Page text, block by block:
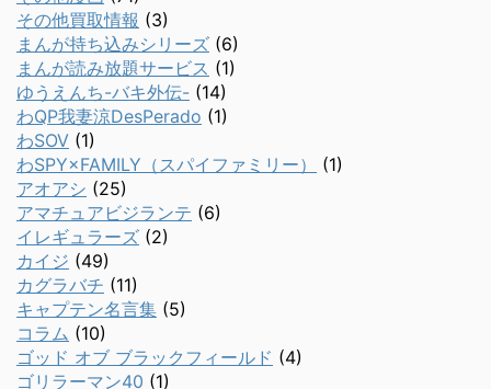
その他買取情報 (3)
まんが持ち込みシリーズ (6)
まんが読み放題サービス (1)
ゆうえんち-バキ外伝- (14)
わQP我妻涼DesPerado (1)
わSOV (1)
わSPY×FAMILY（スパイファミリー）
(1)
アオアシ (25)
アマチュアビジランテ (6)
イレギュラーズ (2)
カイジ (49)
カグラバチ (11)
キャプテン名言集 (5)
コラム (10)
ゴッド オブ ブラックフィールド (4)
ゴリラーマン40 (1)